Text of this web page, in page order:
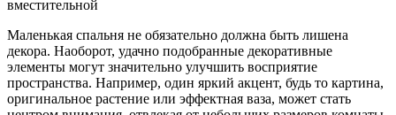
Маленькая спальня не обязательно должна быть лишена
декора. Наоборот, удачно подобранные декоративные
элементы могут значительно улучшить восприятие
пространства. Например, один яркий акцент, будь то картина,
оригинальное растение или эффектная ваза, может стать